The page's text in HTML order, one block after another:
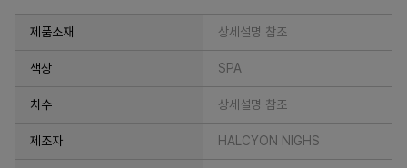
제품소재 상세설명 참조
색상 SPA
치수 상세설명 참조
제조자 HALCYON NIGHS